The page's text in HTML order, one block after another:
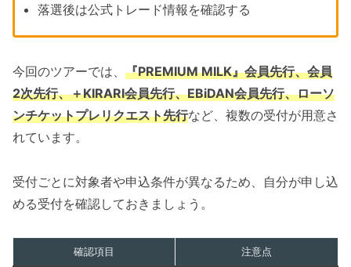
落選後は公式トレード情報を確認する
今回のツアーでは、 『PREMIUM MILK』会員先行、会員
2次先行、＋KIRARI会員先行、EBiDAN会員先行、ローソ
ンチケットプレリクエスト先行など、複数の受付が用意さ
れています。
受付ごとに対象者や申込条件が異なるため、自分が申し込
める受付を確認しておきましょう。
確認項目 注意点